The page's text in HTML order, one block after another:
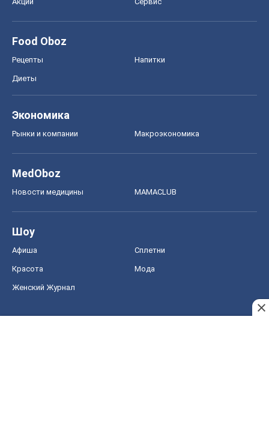
Food Oboz
Рецепты Напитки
Диеты
Экономика
Рынки и компании Mакроэкономика
MedOboz
Новости медицины MAMACLUB
Шоу
Афиша Сплетни
Красота Мода
Женский Журнал